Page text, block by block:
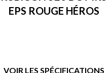
EPS ROUGE HÉROS
VOIR LES SPÉCIFICATIONS